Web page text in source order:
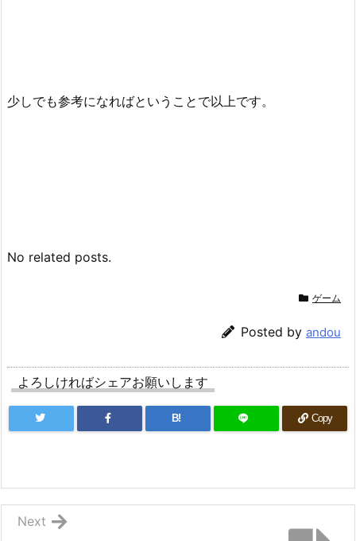
少しでも参考になればということで以上です。
No related posts.
ゲーム
Posted by andou
よろしければシェアお願いします
B! Copy
Next